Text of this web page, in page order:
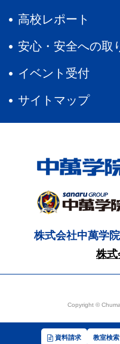
資料請求 教室検索
高校レポート
安心・安全への取
イベント受付
サイトマップ
株式会社中萬学
株式
Copyright ©